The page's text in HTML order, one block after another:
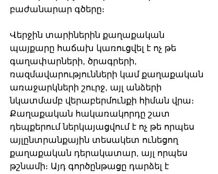
բաժանարար գծերը։
Վերջին տարիներին քաղաքական
պայքարը հաճախ կառուցվել է ոչ թե
գաղափարների, ծրագրերի,
ռազմավարությունների կամ քաղաքական
առաջարկների շուրջ, այլ անձերի
նկատմամբ վերաբերմունքի հիման վրա։
Քաղաքական հակառակորդը շատ
դեպքերում ներկայացվում է ոչ թե որպես
այլընտրանքային տեսակետ ունեցող
քաղաքական դերակատար, այլ որպես
թշնամի։ Այդ գործընթացը դարձել է